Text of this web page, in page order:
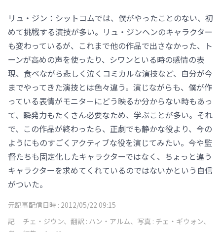
リュ・ジン：シットコムでは、僕がやったことのない、初
めて挑戦する演技が多い。リュ・ジンヘンのキャラクター
も変わっているが、これまで他の作品で出さなかった、ト
ーンが高めの声を使ったり、シワンといる時の感情の表
現、食べながら悲しく泣くコミカルな演技など、自分が今
までやってきた演技とは色々違う。演じながらも、僕が作
っている表情がモニターにどう映るか分からない時もあっ
て、瞬発力もたくさん必要なため、学ぶことが多い。それ
で、この作品が終わったら、正劇でも静かな役より、今の
ようにものすごくアクティブな役を演じてみたい。今や監
督たちも固定化したキャラクターではなく、ちょっと違う
キャラクターを求めてくれているのではないかという自信
がついた。
元記事配信日時 : 2012/05/22 09:15
記
チェ・ジウン、翻訳 : ハン・アルム、写真 : チェ・ギウォン、